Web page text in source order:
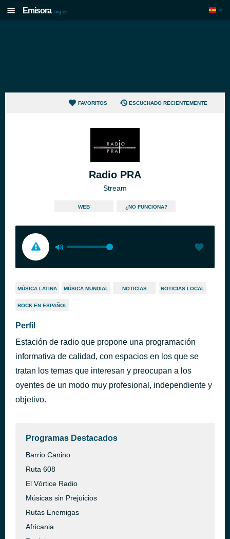
Emisora .org.es
FAVORITOS ESCUCHADO RECIENTEMENTE
Radio PRA
Stream
WEB ¿NO FUNCIONA?
MÚSICA LATINA MÚSICA MUNDIAL NOTICIAS NOTICIAS LOCAL
ROCK EN ESPAÑOL
Perfil
Estación de radio que propone una programación
informativa de calidad, con espacios en los que se
tratan los temas que interesan y preocupan a los
oyentes de un modo muy profesional, independiente y
objetivo.
Programas Destacados
Barrio Canino
Ruta 608
El Vórtice Radio
Músicas sin Prejuicios
Rutas Enemigas
Africania